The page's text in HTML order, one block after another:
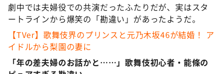
劇中では夫婦役での共演だったふたりだが、実はスタ
ートラインから爆笑の「勘違い」があったようだ。
【TVer】歌舞伎界のプリンスと元乃木坂46が結婚！ ア
イドルから梨園の妻に
「年の差夫婦のお話かと……」歌舞伎初心者・能條の